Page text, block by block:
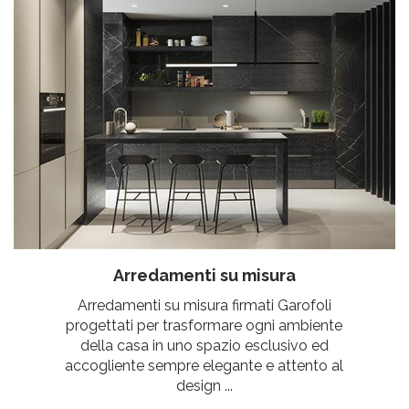
Arredamenti su misura
Arredamenti su misura firmati Garofoli
progettati per trasformare ogni ambiente
della casa in uno spazio esclusivo ed
accogliente sempre elegante e attento al
design ...